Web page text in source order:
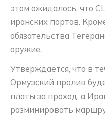
этом ожидалось, что
иранских портов.
обязательства
оружие.
Утверждается, что в
Ормузский пролив
платы за проход, а
разминировать